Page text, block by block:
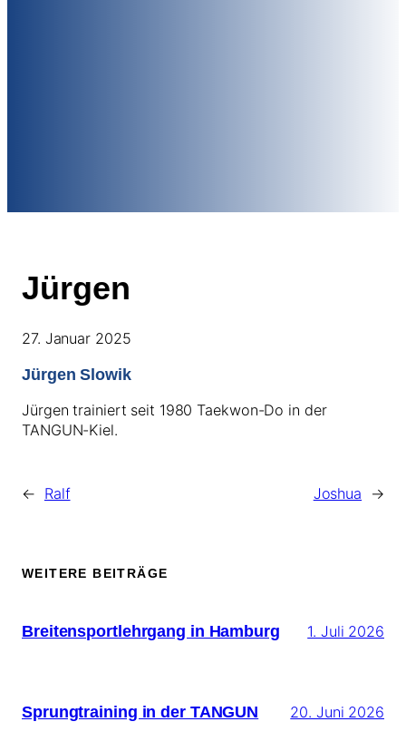
Jürgen
27. Januar 2025
Jürgen Slowik
Jürgen trainiert seit 1980 Taekwon-Do in der
TANGUN-Kiel.
← Ralf Joshua →
WEITERE BEITRÄGE
Breitensportlehrgang in Hamburg 1. Juli 2026
Sprungtraining in der TANGUN 20. Juni 2026